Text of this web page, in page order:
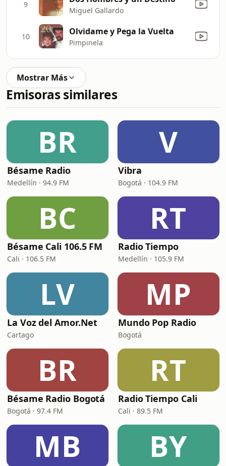
9
Miguel Gallardo
10 Olvidame y Pega la Vuelta
Pimpinela
Mostrar Más
Emisoras similares
BR
Bésame Radio
Medellín · 94.9 FM
V
Vibra
Bogotá · 104.9 FM
BC
Bésame Cali 106.5 FM
Cali · 106.5 FM
RT
Radio Tiempo
Medellín · 105.9 FM
LV
La Voz del Amor.Net
Cartago
MP
Mundo Pop Radio
Bogotá
BR
Bésame Radio Bogotá
Bogotá · 97.4 FM
RT
Radio Tiempo Cali
Cali · 89.5 FM
MB BY